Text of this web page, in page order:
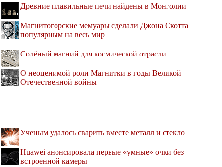
Древние плавильные печи найдены в Монголии
Магнитогорские мемуары сделали Джона Скотта
популярным на весь мир
Солёный магний для космической отрасли
О неоценимой роли Магнитки в годы Великой
Отечественной войны
Ученым удалось сварить вместе металл и стекло
Huawei анонсировала первые «умные» очки без
встроенной камеры